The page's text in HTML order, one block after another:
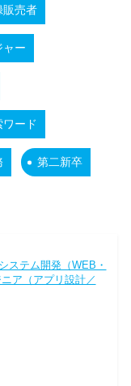
販売者
ャー
ード
第二新卒
システム開発（WEB・
ア（アプリ設計／